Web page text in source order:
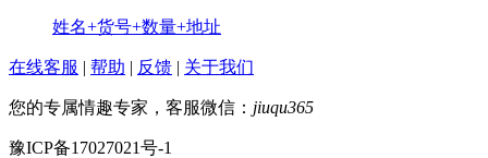
姓名+货号+数量+地址
在线客服 | 帮助 | 反馈 | 关于我们
您的专属情趣专家，客服微信： jiuqu365
豫ICP备17027021号-1